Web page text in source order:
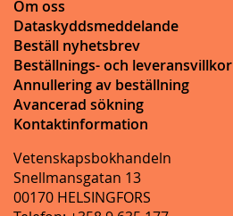
Om oss
Dataskyddsmeddelande
Beställ nyhetsbrev
Beställnings- och leveransvillkor
Annullering av beställning
Avancerad sökning
Kontaktinformation
Vetenskapsbokhandeln
Snellmansgatan 13
00170 HELSINGFORS